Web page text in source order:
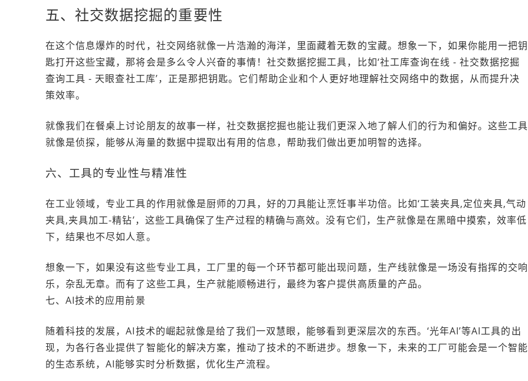
五、社交数据挖掘的重要性
在这个信息爆炸的时代，社交网络就像一片浩瀚的海洋，里面藏着无数的宝藏。想象一下，如果你能用一把钥
匙打开这些宝藏，那将会是多么令人兴奋的事情！社交数据挖掘工具，比如‘社工库查询在线 - 社交数据挖掘
查询工具 - 天眼查社工库’，正是那把钥匙。它们帮助企业和个人更好地理解社交网络中的数据，从而提升决
策效率。
就像我们在餐桌上讨论朋友的故事一样，社交数据挖掘也能让我们更深入地了解人们的行为和偏好。这些工具
就像是侦探，能够从海量的数据中提取出有用的信息，帮助我们做出更加明智的选择。
六、工具的专业性与精准性
在工业领域，专业工具的作用就像是厨师的刀具，好的刀具能让烹饪事半功倍。比如‘工装夹具,定位夹具,气动
夹具,夹具加工-精钻’，这些工具确保了生产过程的精确与高效。没有它们，生产就像是在黑暗中摸索，效率低
下，结果也不尽如人意。
想象一下，如果没有这些专业工具，工厂里的每一个环节都可能出现问题，生产线就像是一场没有指挥的交响
乐，杂乱无章。而有了这些工具，生产就能顺畅进行，最终为客户提供高质量的产品。
七、AI技术的应用前景
随着科技的发展，AI技术的崛起就像是给了我们一双慧眼，能够看到更深层次的东西。‘光年AI’等AI工具的出
现，为各行各业提供了智能化的解决方案，推动了技术的不断进步。想象一下，未来的工厂可能会是一个智能
的生态系统，AI能够实时分析数据，优化生产流程。